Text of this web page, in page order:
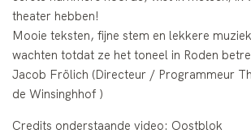
theater hebben!
Mooie teksten, fijne stem en lekkere
wachten totdat ze het toneel in Roden
Jacob Frölich (Directeur / Programmeur
de Winsinghhof )
Credits onderstaande video: Oostblok